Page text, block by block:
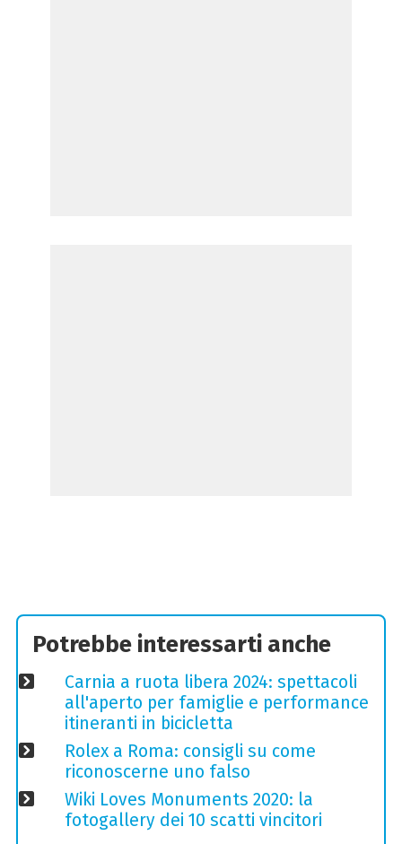
Potrebbe interessarti anche
Carnia a ruota libera 2024: spettacoli
all'aperto per famiglie e performance
itineranti in bicicletta
Rolex a Roma: consigli su come
riconoscerne uno falso
Wiki Loves Monuments 2020: la
fotogallery dei 10 scatti vincitori